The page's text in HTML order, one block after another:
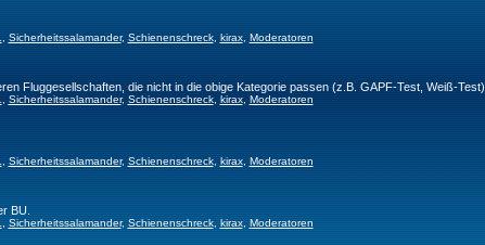
Sicherheitssalamander, Schienenschreck, kirax, Moderatoren
Fluggesellschaften, die nicht in die obige Kategorie passen (z.B. GAPF-Test, Weiß-Test)
Sicherheitssalamander, Schienenschreck, kirax, Moderatoren
Sicherheitssalamander, Schienenschreck, kirax, Moderatoren
BU.
Sicherheitssalamander, Schienenschreck, kirax, Moderatoren